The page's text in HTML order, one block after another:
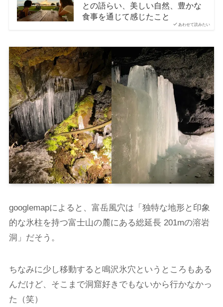
あわせて読みたい
との語らい、美しい自然、豊かな
食事を通じて感じたこと
googlemapによると、富岳風穴は「独特な地形と印象
的な氷柱を持つ富士山の麓にある総延長 201mの溶岩
洞」だそう。
ちなみに少し移動すると鳴沢氷穴というところもある
んだけど、そこまで洞窟好きでもないから行かなかっ
た（笑）